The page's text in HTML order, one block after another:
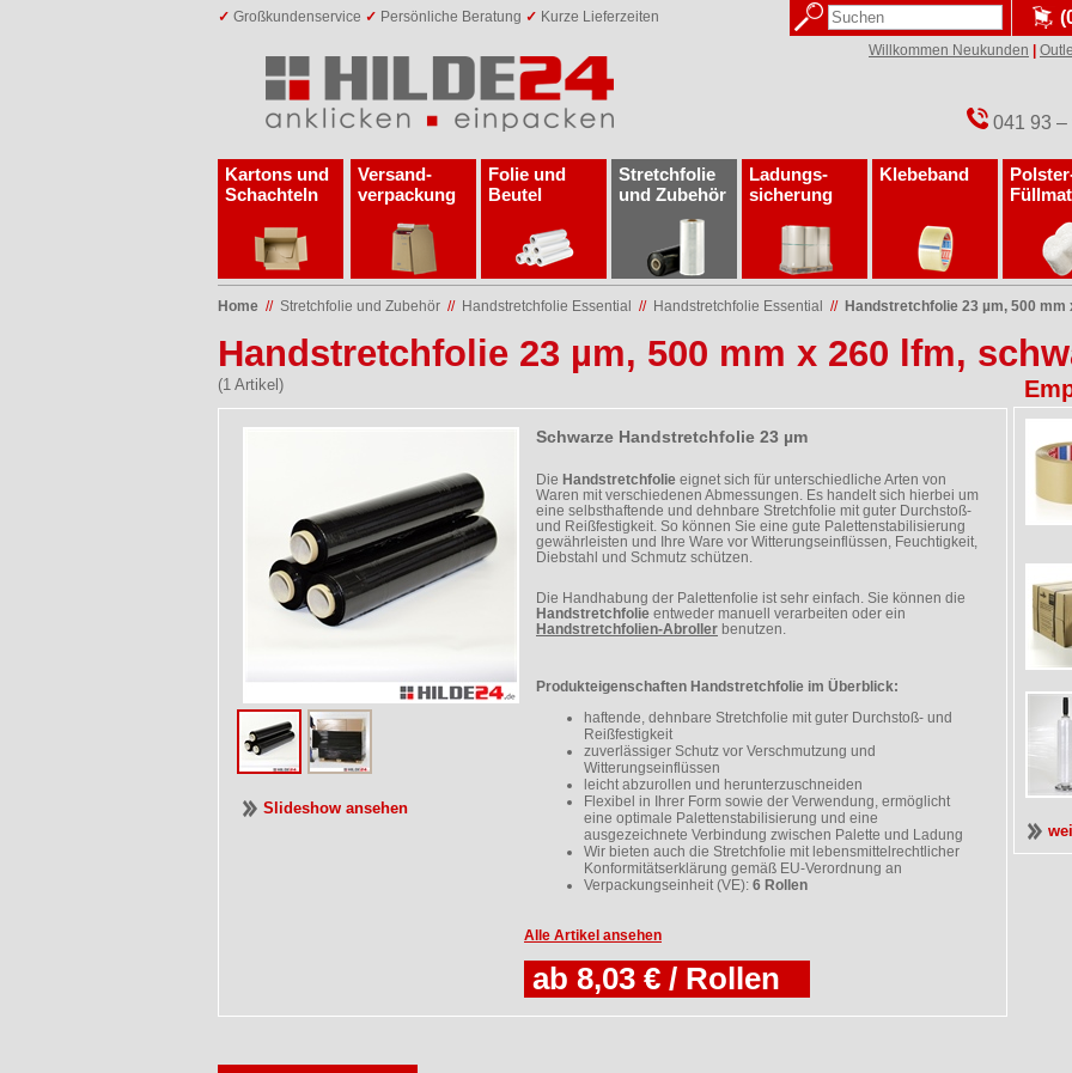
✓ Großkundenservice ✓ Persönliche Beratung ✓ Kurze Lieferzeiten
Willkommen Neukunden
041 93
Kartons und
Schachteln
Versand­
verpackung
Folie und
Beutel
Stretchfolie
und Zubehör
Ladungs­
sicherung
Klebeband
Home // Stretchfolie und Zubehör // Handstretchfolie Essential // Handstretchfolie Essential // Handstretchfolie 23 µm, 500
Handstretchfolie 23 µm, 500 mm x 260 lfm,
(1 Artikel)
Slideshow ansehen
Schwarze Handstretchfolie 23 µm
Die Handstretchfolie eignet sich für unterschiedliche Arten von
Waren mit verschiedenen Abmessungen. Es handelt sich hierbei um
eine selbsthaftende und dehnbare Stretchfolie mit guter Durchstoß-
und Reißfestigkeit. So können Sie eine gute Palettenstabilisierung
gewährleisten und Ihre Ware vor Witterungseinflüssen, Feuchtigkeit,
Diebstahl und Schmutz schützen.
Die Handhabung der Palettenfolie ist sehr einfach. Sie können die
Handstretchfolie entweder manuell verarbeiten oder ein
Handstretchfolien-Abroller benutzen.
Produkteigenschaften Handstretchfolie im Überblick:
haftende, dehnbare Stretchfolie mit guter Durchstoß- und
Reißfestigkeit
zuverlässiger Schutz vor Verschmutzung und
Witterungseinflüssen
leicht abzurollen und herunterzuschneiden
Flexibel in Ihrer Form sowie der Verwendung, ermöglicht
eine optimale Palettenstabilisierung und eine
ausgezeichnete Verbindung zwischen Palette und Ladung
Wir bieten auch die Stretchfolie mit lebensmittelrechtlicher
Konformitätserklärung gemäß EU-Verordnung an
Verpackungseinheit (VE): 6 Rollen
Alle Artikel ansehen
ab 8,03 € / Rollen